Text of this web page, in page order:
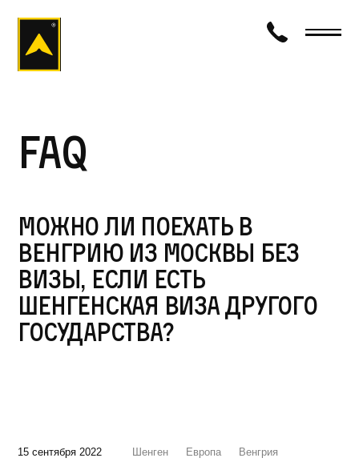
FAQ
Можно ли поехать в
Венгрию из Москвы без
визы, если есть
шенгенская виза другого
государства?
15 сентября 2022 Шенген Европа Венгрия